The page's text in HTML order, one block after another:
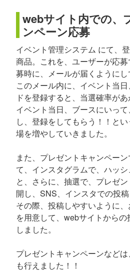
webサイト内での、
ンペーン応募
イベント管理システム にて、
商品。これを、ユーザーが応
募時に、メールが届くようにし
このメール内に、イベント当
ドを登録すると、当選確率があ
イベント当日、ブースにいっ
し、登録をしてもらう！！と
場を増やしていきました。
また、プレゼントキャンペー
て、インスタグラムで、ハッ
と、さらに、抽選で、プレゼ
開し、SNS、インスタでの投稿
その際、投稿しやすいように
を用意して、webサイトから
しました。
プレゼントキャンペーンなど
も行えました！！